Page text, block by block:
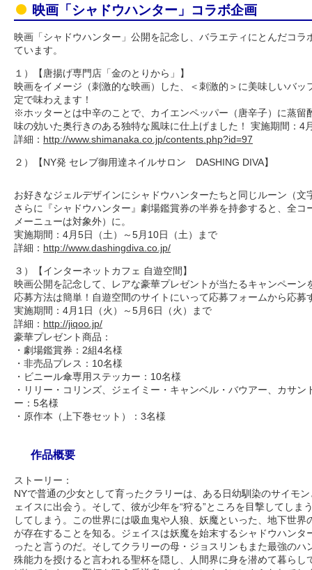
映画「シャドウハンター」コラボ企画
映画「シャドウハンター」公開を記念し、バラエティにとんだコラ
ています。
１）【唐揚げ専門店「金のとりから」】
映画をイメージ（刺激的な映画）した、＜刺激的＞に美味しいバッ
定で味わえます！
※ホッターとは中辛のことで、カイエンペッパー（唐辛子）に蒸留
味の効いた奥行きのある独特な風味に仕上げました！ 実施期間：
詳細： http://www.shimanaka.co.jp/contents.php?id=97
２）【NY発 セレブ御用達ネイルサロン DASHING DIVA】
お好きなジェルデザインにシャドウハンターたちと同じルーン（
さらに『シャドウハンター』劇場鑑賞券の半券を持参すると、全
メーニューは対象外）に。
実施期間：4月5日（土）～5月10日（土）まで
詳細： http://www.dashingdiva.co.jp/
３）【インターネットカフェ 自遊空間】
映画公開を記念して、レアな豪華プレゼントが当たるキャンペーン
応募方法は簡単！自遊空間のサイトにいって応募フォームから応募
実施期間：4月1日（火）～5月6日（火）まで
詳細： http://jiqoo.jp/
豪華プレゼント商品：
・劇場鑑賞券：2組4名様
・非売品プレス：10名様
・ビニール傘専用ステッカー：10名様
・リリー・コリンズ、ジェイミー・キャンベル・バウアー、カサ
ー：5名様
・原作本（上下巻セット）：3名様
作品概要
ストーリー：
NYで普通の少女として育ったクラリーは、ある日幼馴染のサイモ
ェイスに出会う。そして、彼が少年を“狩る”ところを目撃してしま
してしまう。この世界には吸血鬼や人狼、妖魔といった、地下世
が存在することを知る。ジェイスは妖魔を始末するシャドウハンタ
ったと言うのだ。そしてクラリーの母・ジョスリンもまた最強の
殊能力を授けると言われる聖杯を隠し、人間界に身を潜めて暮らし